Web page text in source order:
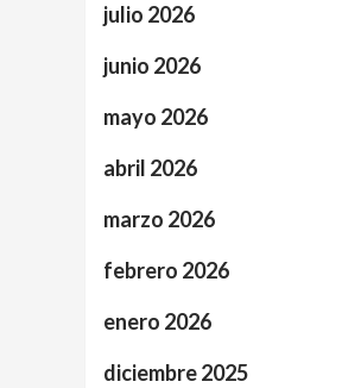
julio 2026
junio 2026
mayo 2026
abril 2026
marzo 2026
febrero 2026
enero 2026
diciembre 2025